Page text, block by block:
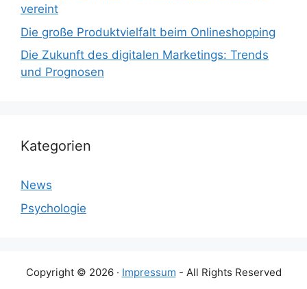
vereint
Die große Produktvielfalt beim Onlineshopping
Die Zukunft des digitalen Marketings: Trends
und Prognosen
Kategorien
News
Psychologie
Copyright © 2026 · Impressum - All Rights Reserved